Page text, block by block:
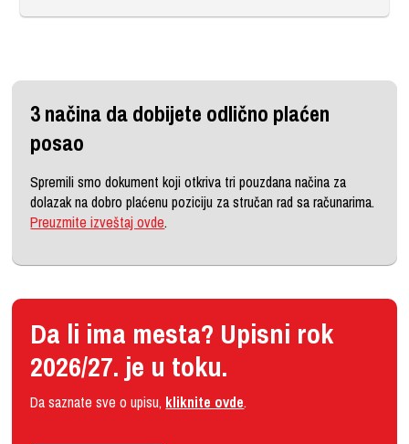
3 načina da dobijete odlično plaćen
posao
Spremili smo dokument koji otkriva tri pouzdana načina za
dolazak na dobro plaćenu poziciju za stručan rad sa računarima.
Preuzmite izveštaj ovde.
Da li ima mesta? Upisni rok
2026/27. je u toku.
Da saznate sve o upisu, kliknite ovde.